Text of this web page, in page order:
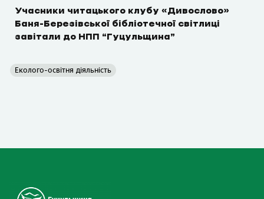
Учасники читацького клубу «Дивослово»
Баня-Березівської бібліотечної світлиці
завітали до НПП “Гуцульщина”
Еколого-освітня діяльність